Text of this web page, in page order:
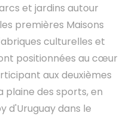
et jardins autour
premières Maisons
culturelles et
positionnées au cœur
aux deuxièmes
plaine des sports, en
d'Uruguay dans le